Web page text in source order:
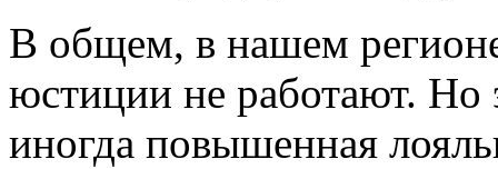
В общем, в нашем
юстиции не работают. Но
иногда повышенная